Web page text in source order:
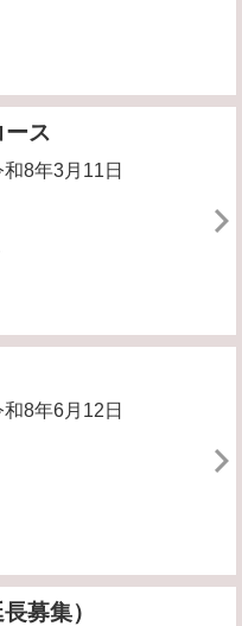
ス
8年3月11日
8年6月12日
募集）